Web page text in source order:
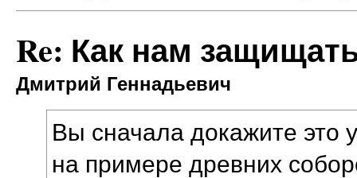
Re: Как нам
Дмитрий Геннадьевич
Вы сначала докажите это
на примере древних